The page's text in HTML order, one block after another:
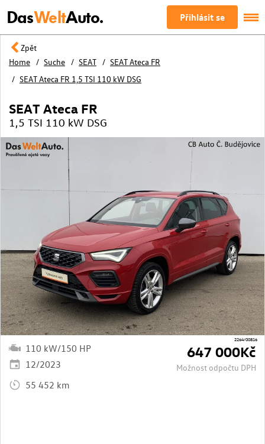
DasWeltAuto. Přihlásit se
Zpět
Home
Suche SEAT
SEAT Ateca FR
SEAT Ateca FR 1,5 TSI 110 kW DSG
2264/00816
SEAT Ateca FR
1,5 TSI 110 kW DSG
110 kW/150 HP
12/2023
55 452 km
647 000Kč
Možnost odpočtu DPH